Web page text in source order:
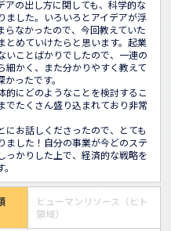
アの出し方に関しても、科学的な
ました。いろいろとアイデアが浮
らなかったので、今回教えていた
とめていけたらと思います。起業
いことばかりでしたので、一連の
細かく、また分かりやすく教えて
ったです。
的にどのようなことを検討するこ
でたくさん盛り込まれており非常
にお話しくださったので、とても
ました！自分の事業が今どのステ
っかりした上で、経済的な戦略を
ヒューマンリソース（ヒト
領域）